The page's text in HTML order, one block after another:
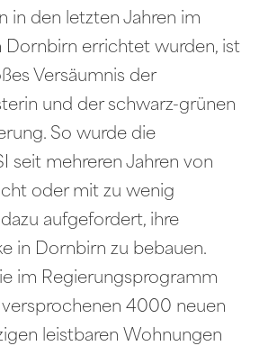
in den letzten Jahren im
Dornbirn errichtet wurden, ist
Versäumnis der
und der schwarz-grünen
So wurde die
seit mehreren Jahren von
oder mit zu wenig
aufgefordert, ihre
in Dornbirn zu bebauen.
im Regierungsprogramm
4000 neuen
leistbaren Wohnungen